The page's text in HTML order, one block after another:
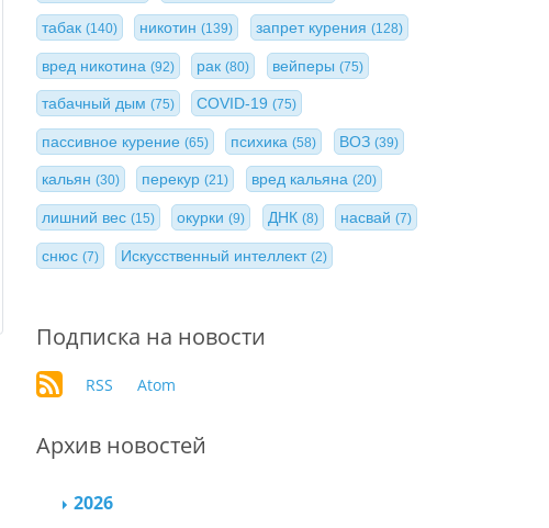
табак (140) никотин(139) запрет курения (128)
вред никотина (92) рак(80) вейперы (75)
табачный дым (75) COVID-19(75)
пассивное курение (65) психика(58) ВОЗ (39)
кальян (30) перекур(21) вред кальяна (20)
лишний вес (15) окурки(9) ДНК (8) насвай(7)
снюс (7) Искусственный интеллект(2)
Подписка на новости
RSS Atom
Архив новостей
2026